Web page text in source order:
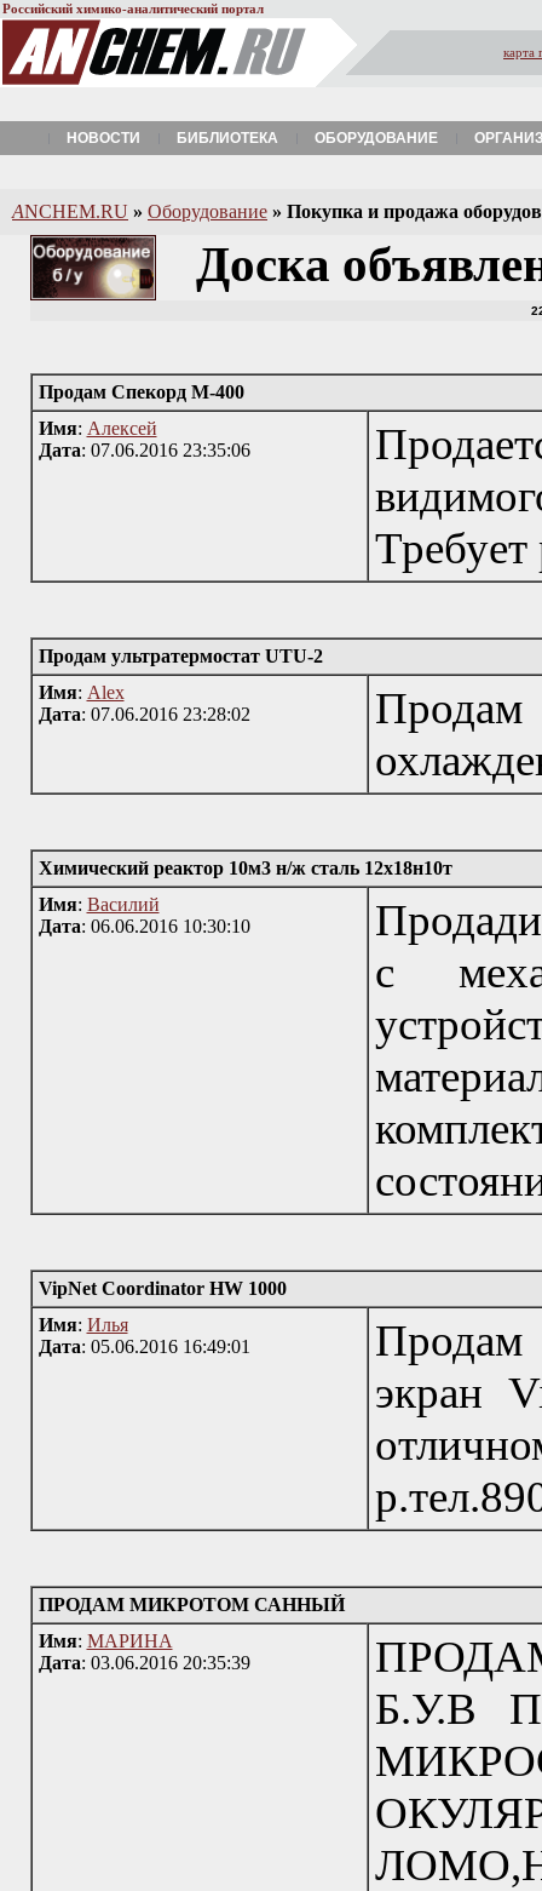
Российский химико-аналитический портал
карта
НОВОСТИ БИБЛИОТЕКА ОБОРУДОВАНИЕ
ANCHEM.RU » Оборудование » Покупка и продажа
Доска
Продам Спекорд М-400
Имя: Алексей
Дата: 07.06.2016 23:35:06
Требует
Продам ультратермостат UTU-2
Имя: Alex
Дата: 07.06.2016 23:28:02
Химический реактор 10м3 н/ж сталь 12х18н10т
Имя: Василий
Дата: 06.06.2016 10:30:10
с
VipNet Coordinator HW 1000
Имя: Илья
Дата: 05.06.2016 16:49:01
экран
ПРОДАМ МИКРОТОМ САННЫЙ
Имя: МАРИНА
Дата: 03.06.2016 20:35:39
Б.У.В